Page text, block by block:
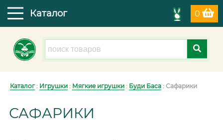
0
Каталог
Каталог: Игрушки : Мягкие игрушки : Буди Баса : Сафарики
САФАРИКИ